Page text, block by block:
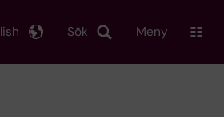
Sök Meny